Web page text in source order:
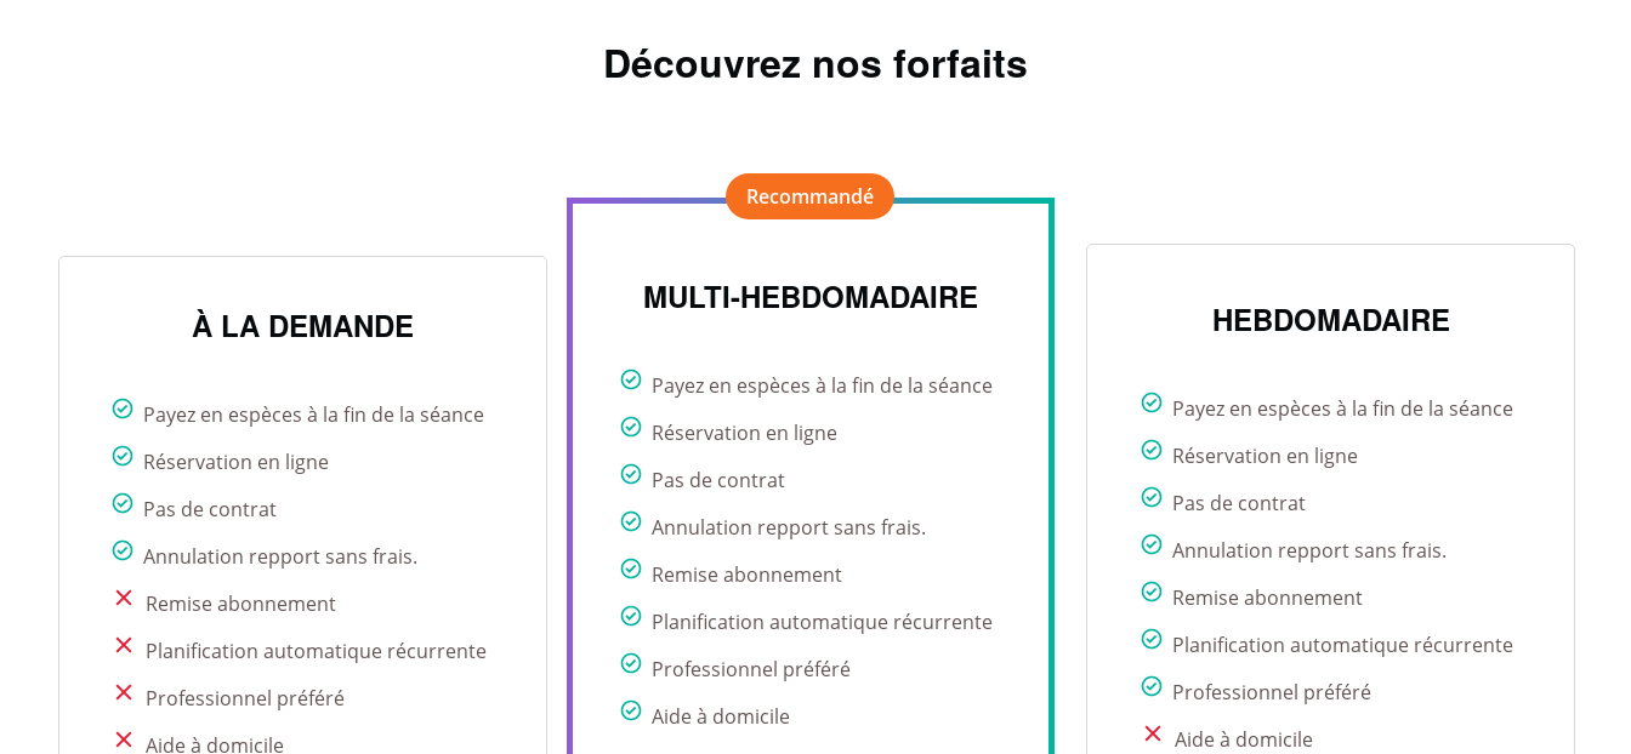
Découvrez nos forfaits
HEBDOMADAIRE
Payez en espèces à la fin de la séance
Réservation en ligne
Pas de contrat
Annulation repport sans frais.
Remise abonnement
Planification automatique récurrente
Professionnel préféré
Aide à domicile
MULTI-HEBDOMADAIRE
Payez en espèces à la fin de la séance
Réservation en ligne
Pas de contrat
Annulation repport sans frais.
Remise abonnement
Planification automatique récurrente
Professionnel préféré
Aide à domicile
À LA DEMANDE
Payez en espèces à la fin de la séance
Réservation en ligne
Pas de contrat
Annulation repport sans frais.
Remise abonnement
Planification automatique récurrente
Professionnel préféré
Aide à domicile